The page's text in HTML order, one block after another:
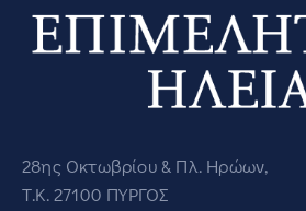
28ης Οκτωβρίου & Πλ. Ηρώων,
Τ.Κ. 27100 ΠΥΡΓΟΣ